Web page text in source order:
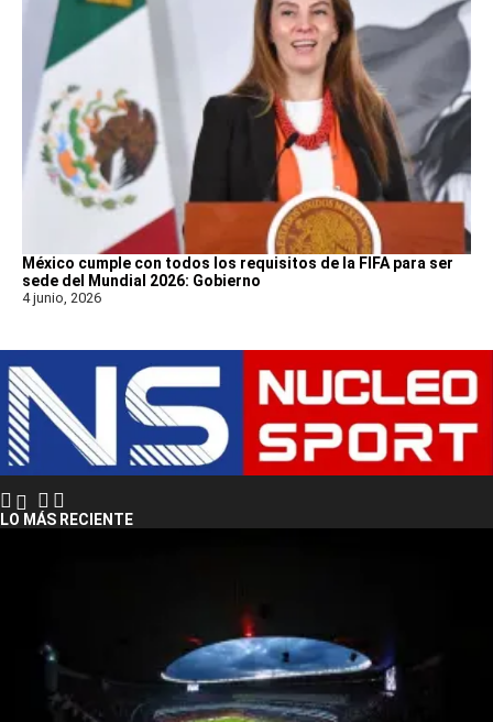
México cumple con todos los requisitos de la FIFA para ser
sede del Mundial 2026: Gobierno
4 junio, 2026
LO MÁS RECIENTE